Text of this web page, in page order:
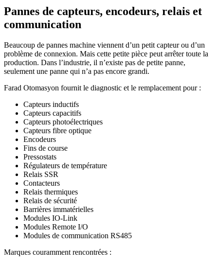
Pannes de capteurs, encodeurs, relais et
communication
Beaucoup de pannes machine viennent d’un petit capteur ou d’un
problème de connexion. Mais cette petite pièce peut arrêter toute la
production. Dans l’industrie, il n’existe pas de petite panne,
seulement une panne qui n’a pas encore grandi.
Farad Otomasyon fournit le diagnostic et le remplacement pour :
Capteurs inductifs
Capteurs capacitifs
Capteurs photoélectriques
Capteurs fibre optique
Encodeurs
Fins de course
Pressostats
Régulateurs de température
Relais SSR
Contacteurs
Relais thermiques
Relais de sécurité
Barrières immatérielles
Modules IO-Link
Modules Remote I/O
Modules de communication RS485
Marques couramment rencontrées :